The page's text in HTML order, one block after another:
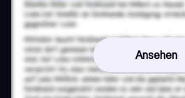
Ansehen